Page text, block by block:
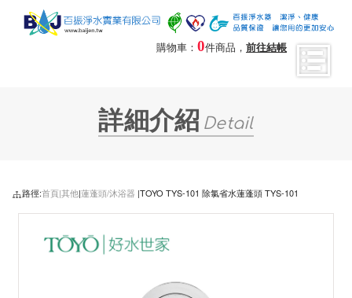
購物車： 0件商品， 前往結帳
詳細介紹 Detail
路徑:首頁|其他|蓮蓬頭/沐浴器 |TOYO TYS-101 除氯省水蓮蓬頭 TYS-101